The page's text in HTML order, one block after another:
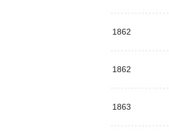
1862
1862
1863